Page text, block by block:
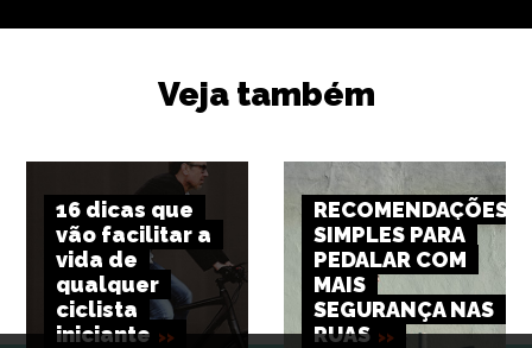
Veja também
16 dicas que
vão facilitar a
vida de
qualquer
ciclista
iniciante
RECOMENDAÇÕES
SIMPLES PARA
PEDALAR COM
MAIS
SEGURANÇA NAS
RUAS